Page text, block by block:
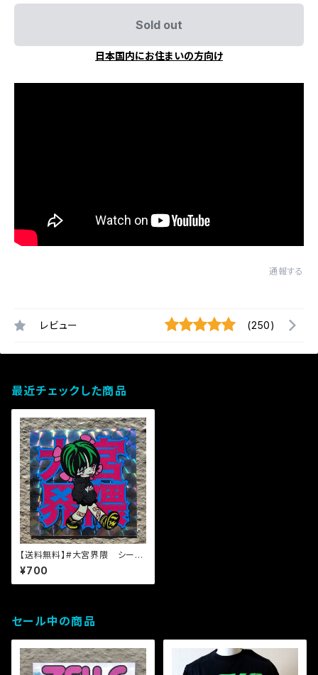
Sold out
日本国内にお住まいの方向け
通報する
レビュー (250)
最近チェックした商品
【送料無料】#大宮界隈 シール
【48mm x 48mm自作シール】
¥700
セール中の商品